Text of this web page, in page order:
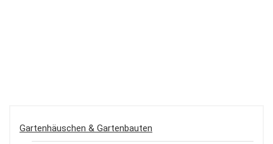
Gartenhäuschen & Gartenbauten